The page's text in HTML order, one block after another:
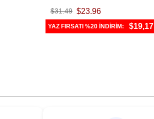
$23.96
$31.49
YAZ FIRSATI %20 İNDİRİM: $19,17